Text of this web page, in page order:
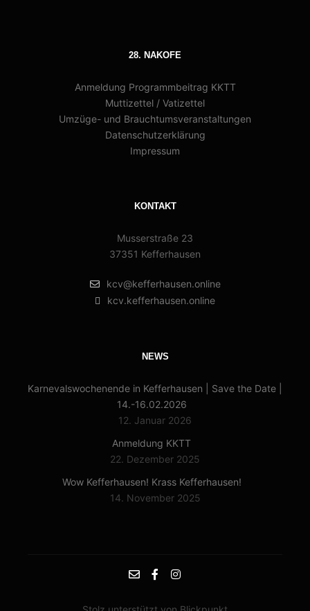
28. NAKOFE
Anmeldung Programmbeitrag KKTT
Muttizettel / Vatizettel
Umzüge- und Brauchtumsveranstaltungen
Datenschutzerklärung
Impressum
KONTAKT
Musserstraße 23
37351 Kefferhausen
kcv@kefferhausen.online
kcv.kefferhausen.online
NEWS
Karnevalswochenende in Kefferhausen | Save the Date |
14.-16.02.2026
12. Januar 2026
Anmeldung KKTT
22. Dezember 2025
Wow Kefferhausen! Krass Kefferhausen!
14. November 2025